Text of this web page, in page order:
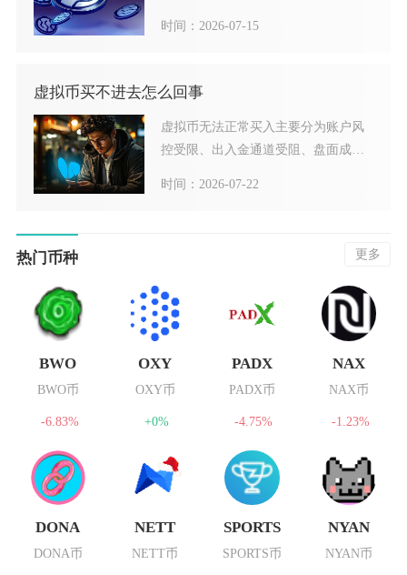
时间：2026-07-15
虚拟币买不进去怎么回事
虚拟币无法正常买入主要分为账户风
控受限、出入金通道受阻、盘面成交
时间：2026-07-22
热门币种 更多
BWO
BWO币
-6.83%
OXY
OXY币
+0%
PADX
PADX币
-4.75%
NAX
NAX币
-1.23%
DONA
DONA币
NETT
NETT币
SPORTS
SPORTS币
NYAN
NYAN币